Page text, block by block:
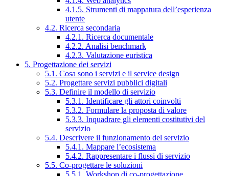
4.1.5. Strumenti di mappatura dell’esperienza
utente
4.2. Ricerca secondaria
4.2.1. Ricerca documentale
4.2.2. Analisi benchmark
4.2.3. Valutazione euristica
5. Progettazione dei servizi
5.1. Cosa sono i servizi e il service design
5.2. Progettare servizi pubblici digitali
5.3. Definire il modello di servizio
5.3.1. Identificare gli attori coinvolti
5.3.2. Formulare la proposta di valore
5.3.3. Inquadrare gli elementi costitutivi del
servizio
5.4. Descrivere il funzionamento del servizio
5.4.1. Mappare l’ecosistema
5.4.2. Rappresentare i flussi di servizio
5.5. Co-progettare le soluzioni
5.5.1. Workshop di co-progettazione